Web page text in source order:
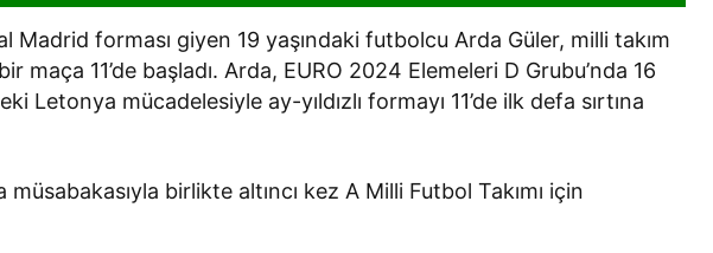
Madrid forması giyen 19 yaşındaki futbolcu Arda Güler, milli takım
maça 11’de başladı. Arda, EURO 2024 Elemeleri D Grubu’nda 16
Letonya mücadelesiyle ay-yıldızlı formayı 11’de ilk defa sırtına
birlikte altıncı kez A Milli Futbol Takımı için